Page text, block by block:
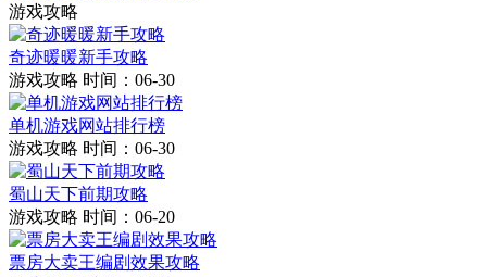
游戏攻略
奇迹暖暖新手攻略
游戏攻略 时间：06-30
单机游戏网站排行榜
游戏攻略 时间：06-30
蜀山天下前期攻略
游戏攻略 时间：06-20
票房大卖王编剧效果攻略